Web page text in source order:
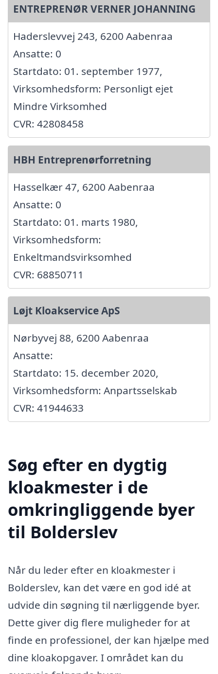
ENTREPRENØR VERNER JOHANNING
Haderslevvej 243, 6200 Aabenraa
Ansatte: 0
Startdato: 01. september 1977,
Virksomhedsform: Personligt ejet
Mindre Virksomhed
CVR: 42808458
HBH Entreprenørforretning
Hasselkær 47, 6200 Aabenraa
Ansatte: 0
Startdato: 01. marts 1980,
Virksomhedsform:
Enkeltmandsvirksomhed
CVR: 68850711
Løjt Kloakservice ApS
Nørbyvej 88, 6200 Aabenraa
Ansatte:
Startdato: 15. december 2020,
Virksomhedsform: Anpartsselskab
CVR: 41944633
Søg efter en dygtig
kloakmester i de
omkringliggende byer
til Bolderslev
Når du leder efter en kloakmester i
Bolderslev, kan det være en god idé at
udvide din søgning til nærliggende byer.
Dette giver dig flere muligheder for at
finde en professionel, der kan hjælpe med
dine kloakopgaver. I området kan du